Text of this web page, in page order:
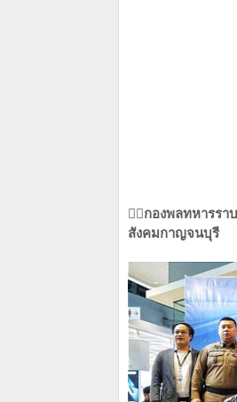
🏃‍♂️กองพลทหารรา
สังคมกาญจนบุรี